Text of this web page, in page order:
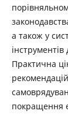
а також у
інструментів
Практична
покращення